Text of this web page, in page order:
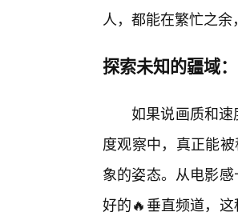
人，都能在繁忙之
探索未知的疆域
如果说画质和
度观察中，真正能
象的姿态。从电影
好的🔥垂直频道，